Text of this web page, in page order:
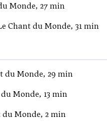
Monde, 27 min
Chant du Monde, 31 min
du Monde, 29 min
Monde, 13 min
du Monde, 2 min